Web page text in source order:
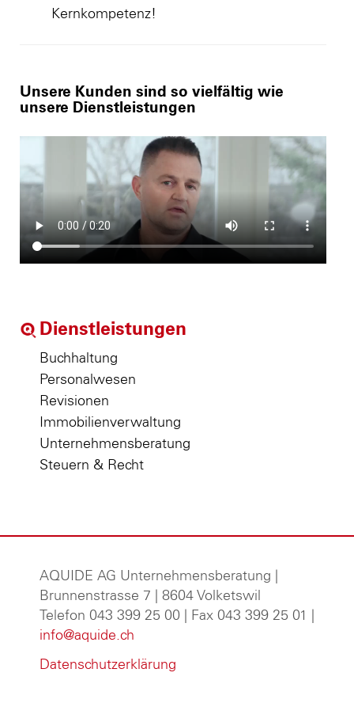
Kernkompetenz!
Unsere Kunden sind so vielfältig wie
unsere Dienstleistungen
Dienstleistungen
Buchhaltung
Personalwesen
Revisionen
Immobilienverwaltung
Unternehmensberatung
Steuern & Recht
AQUIDE AG Unternehmensberatung
Brunnenstrasse 7 | 8604 Volketswil
Telefon 043 399 25 00 | Fax 043 399 25 01 |
info@aquide.ch
Datenschutzerklärung